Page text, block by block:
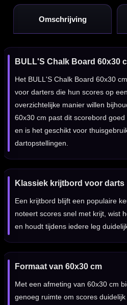
Omschrijving
BULL'S Chalk Board 60x30
Het BULL'S Chalk Board 60x30
voor darters die hun scores op
overzichtelijke manier willen
60x30 cm past dit scorebord
en is het geschikt voor
dartopstellingen.
Klassiek krijtbord voor darts
Een krijtbord blijft een populaire
noteert scores snel met krijt, wist
en houdt tijdens iedere leg
Formaat van 60x30 cm
Met een afmeting van 60x30 cm
genoeg ruimte om scores